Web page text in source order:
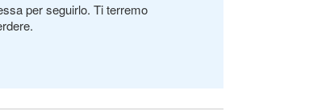
per seguirlo. Ti terremo